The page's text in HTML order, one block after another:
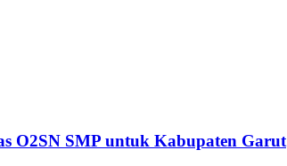
O2SN SMP untuk Kabupaten Garut